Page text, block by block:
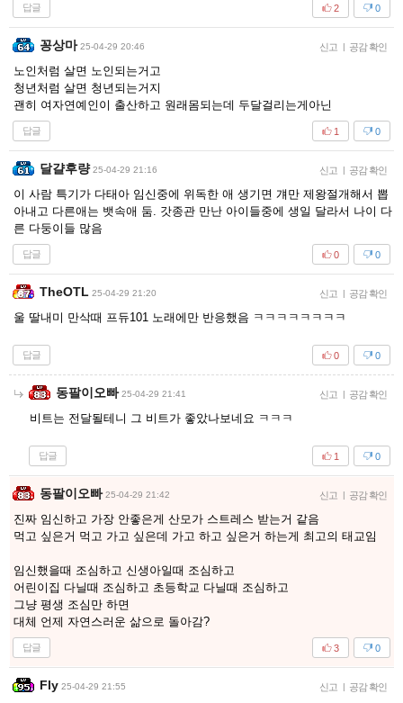
답글 0
2
꽁상마 25-04-29 20:46 신고 | 공감 확인
노인처럼 살면 노인되는거고
청년처럼 살면 청년되는거지
괜히 여자연예인이 출산하고 원래몸되는데 두달걸리는게아닌
답글 0
1
달걀후량 25-04-29 21:16 신고 | 공감 확인
이 사람 특기가 다태아 임신중에 위독한 애 생기면 걔만 제왕절개해서 뽑
아내고 다른애는 뱃속애 둠. 갓종관 만난 아이들중에 생일 달라서 나이 다
른 다둥이들 많음
답글 0
0
TheOTL 25-04-29 21:20 신고 | 공감 확인
울 딸내미 만삭때 프듀101 노래에만 반응했음 ㅋㅋㅋㅋㅋㅋㅋㅋ
답글 0
0
동팔이오빠 25-04-29 21:41 신고 | 공감 확인
비트는 전달될테니 그 비트가 좋았나보네요 ㅋㅋㅋ
답글 0
1
동팔이오빠 25-04-29 21:42 신고 | 공감 확인
진짜 임신하고 가장 안좋은게 산모가 스트레스 받는거 같음
먹고 싶은거 먹고 가고 싶은데 가고 하고 싶은거 하는게 최고의 태교임
임신했을때 조심하고 신생아일때 조심하고
어린이집 다닐때 조심하고 초등학교 다닐때 조심하고
그냥 평생 조심만 하면
대체 언제 자연스러운 삶으로 돌아감?
답글 0
3
Fly 25-04-29 21:55 신고 | 공감 확인